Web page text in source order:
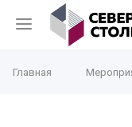
Главная